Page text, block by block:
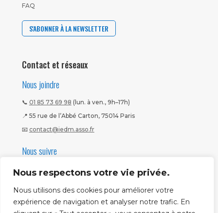
Nous respectons votre vie privée.
Nous utilisons des cookies pour améliorer votre
expérience de navigation et analyser notre trafic. En
FAQ
S'ABONNER À LA NEWSLETTER
Contact et réseaux
Nous joindre
📞 01 85 73 69 98 (lun. à ven., 9h–17h)
📍 55 rue de l’Abbé Carton, 75014 Paris
📧 contact@iedm.asso.fr
Nous suivre